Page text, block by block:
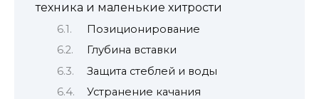
техника и маленькие хитрости
Позиционирование
Глубина вставки
Защита стеблей и воды
Устранение качания